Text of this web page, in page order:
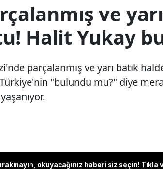
ve
Halit Yukay
parçalanmış ve yarı batık
Türkiye'nin "bulundu mu?" diye
okuyacağınız haberi siz seçin! Tıkla